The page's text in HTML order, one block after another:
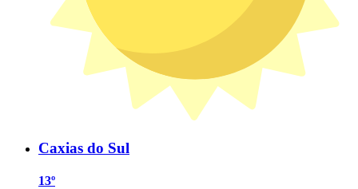
Caxias do Sul
13º